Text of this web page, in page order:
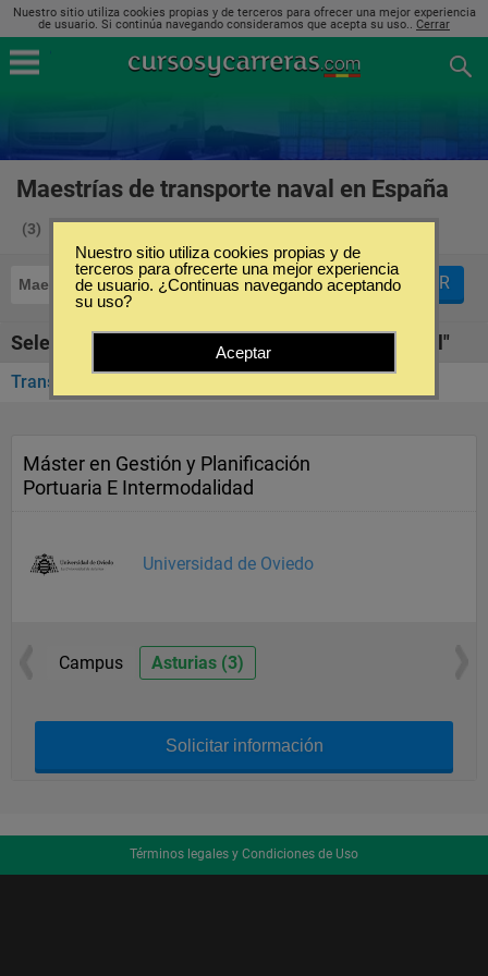
Nuestro sitio utiliza cookies propias y de terceros para ofrecer una mejor experiencia
de usuario. Si continúa navegando consideramos que acepta su uso.. Cerrar
Maestrías de transporte naval en España
(3)
Maestrías Transporte Naval FILTRAR
Seleccione la SubCategoría de "Transporte Naval"
Transporte Marítimo
Máster en Gestión y Planificación
Portuaria E Intermodalidad
Universidad de Oviedo
Campus Asturias (3)
Solicitar información
Términos legales y Condiciones de Uso
Nuestro sitio utiliza cookies propias y de
terceros para ofrecerte una mejor experiencia
de usuario. ¿Continuas navegando aceptando
su uso?
Aceptar